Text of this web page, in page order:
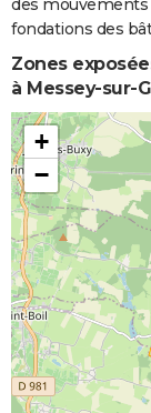
fondations des
Zones
à Messey-sur-
+
−